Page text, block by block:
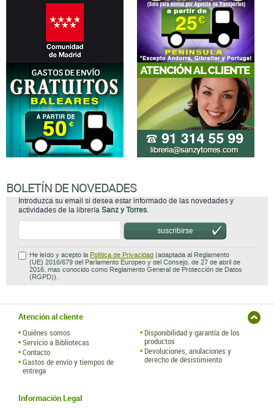
BOLETÍN DE NOVEDADES
Introduzca su email si desea estar informado de las novedades y
actividades de la librería Sanz y Torres.
suscribirse
He leído y acepto la Política de Privacidad (adaptada al Reglamento
(UE) 2016/679 del Parlamento Europeo y del Consejo, de 27 de abril de
2016, mas conocido como Reglamento General de Protección de Datos
(RGPD)).
Atención al cliente
Quiénes somos
Servicio a Bibliotecas
Contacto
Gastos de envío y tiempos de
entrega
Disponibilidad y garantía de los
productos
Devoluciones, anulaciones y
derecho de desistimiento
Información Legal